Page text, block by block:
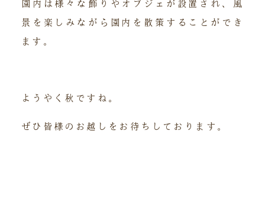
園内は様々な飾りやオブジェが設置され、風
景を楽しみながら園内を散策することができ
ます。
ようやく秋ですね。
ぜひ皆様のお越しをお待ちしております。